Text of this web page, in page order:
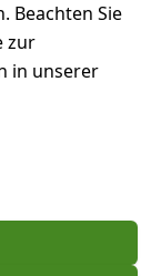
Beachten Sie
zur
in unserer